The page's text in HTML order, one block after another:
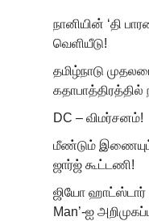
நானியின் ‘தி
வெளியீடு!
தமிழ்நாடு
கதாபாத்திரத்தில்
DC – விமர்சனம்!
மீண்டும்
ஜார்ஜ் கூட்டணி!
ஜியோ ஹாட்ஸ்டார்
Man’-ஐ